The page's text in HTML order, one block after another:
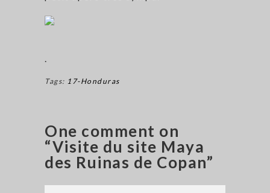
.
Tags: 17-Honduras
One comment on
“Visite du site Maya
des Ruinas de Copan”